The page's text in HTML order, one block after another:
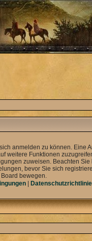
anmelden zu können. Eine
weitere Funktionen
zuweisen. Beachten Sie
bevor Sie sich
bewegen.
Datenschutzrichtlinie